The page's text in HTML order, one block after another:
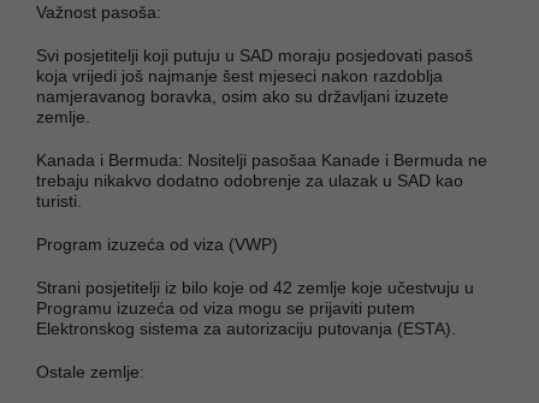
Važnost pasoša:
Svi posjetitelji koji putuju u SAD moraju posjedovati pasoš
koja vrijedi još najmanje šest mjeseci nakon razdoblja
namjeravanog boravka, osim ako su državljani izuzete
zemlje.
Kanada i Bermuda: Nositelji pasošaa Kanade i Bermuda ne
trebaju nikakvo dodatno odobrenje za ulazak u SAD kao
turisti.
Program izuzeća od viza (VWP)
Strani posjetitelji iz bilo koje od 42 zemlje koje učestvuju u
Programu izuzeća od viza mogu se prijaviti putem
Elektronskog sistema za autorizaciju putovanja (ESTA).
Ostale zemlje: